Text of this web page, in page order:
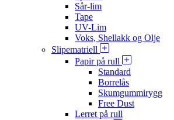
Sår-lim
Tape
UV-Lim
Voks, Shellakk og Olje
Slipematriell
Papir på rull
Standard
Borrelås
Skumgummirygg
Free Dust
Lerret på rull